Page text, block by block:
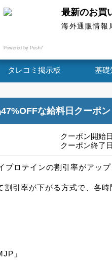
ツの海外通販情報局
時からマイプロテインの割引率
...
タレコミ掲示板 基礎
な給料日クーポン
クーポン開始
クーポン終了
プロテインの割引率がアップ
割引率が下がる方式で、各
」
最新のお買
海外通販情報
Powered by Push7